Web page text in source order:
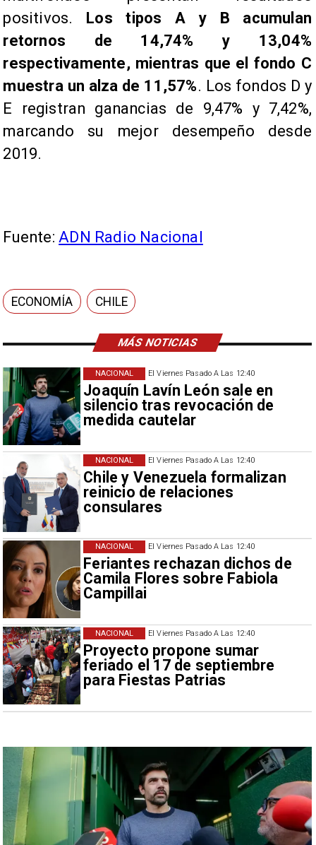
MÁS NOTICIAS
El Viernes Pasado A Las 12:40
Joaquín Lavín León sale en
silencio tras revocación de
medida cautelar
NACIONAL
El Viernes Pasado A Las 12:40
Chile y Venezuela formalizan
reinicio de relaciones
consulares
NACIONAL
El Viernes Pasado A Las 12:40
Feriantes rechazan dichos de
Camila Flores sobre Fabiola
Campillai
NACIONAL
El Viernes Pasado A Las 12:40
Proyecto propone sumar
feriado el 17 de septiembre
para Fiestas Patrias
NACIONAL
positivos. Los tipos A y B acumulan
retornos de 14,74% y 13,04%
respectivamente, mientras que el fondo C
muestra un alza de 11,57%. Los fondos D y
E registran ganancias de 9,47% y 7,42%,
marcando su mejor desempeño desde
2019.
Fuente:ADN Radio Nacional
ECONOMÍA CHILE